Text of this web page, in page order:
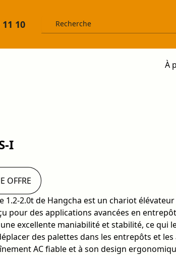
11 10
À
I
1.2-2.0t de Hangcha est un chariot
pour des applications avancées en
excellente maniabilité et stabilité, ce qui
des palettes dans les entrepôts et les
AC fiable et à son design
OFFRE